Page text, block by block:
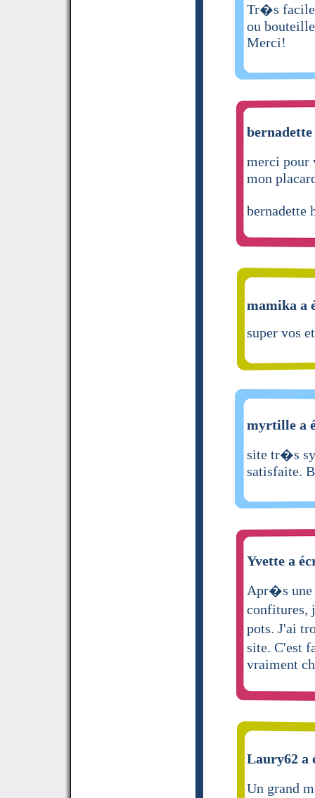
Tr�s facile
ou
Merci!
merci
mon
bernadette
mamika a
super vos
myrtille a
site tr�s
satisfaite.
Yvette a
Apr�s
confitures,
pots. J'ai
site. C'est
vraiment
Laury62 a
Un grand